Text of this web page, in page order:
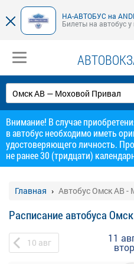
НА-АВТОБУС на
Билеты на автобус
Внимание! В случае
в автобус необходимо иметь
удостоверяющего личность.
не ранее 30 (тридцати)
Главная Автобус Омск АВ -
Расписание автобуса
10 авг 11